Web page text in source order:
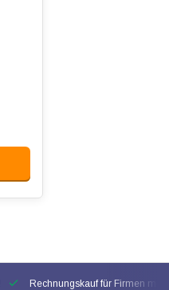
Rechnungskauf für Firmen